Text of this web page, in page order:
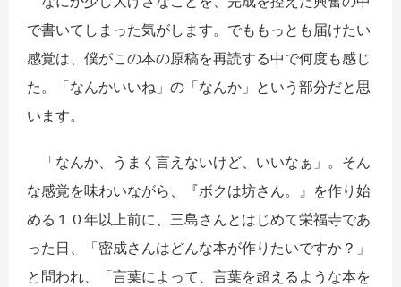
で書いてしまった気がします。でももっとも届けたい
感覚は、僕がこの本の原稿を再読する中で何度も感じ
た。「なんかいいね」の「なんか」という部分だと思
います。
「なんか、うまく言えないけど、いいなぁ」。そん
な感覚を味わいながら、『ボクは坊さん。』を作り始
める１０年以上前に、三島さんとはじめて栄福寺であ
った日、「密成さんはどんな本が作りたいですか？」
と問われ、「言葉によって、言葉を超えるような本を